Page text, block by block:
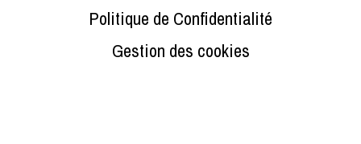
Politique de Confidentialité
Gestion des cookies